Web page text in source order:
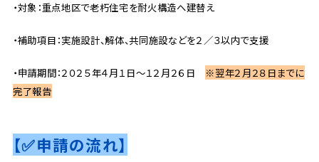
・対象：重点地区で老朽住宅を耐火構造へ建替え
・補助項目：実施設計、解体、共同施設などを２／３以内で支援
・申請期間：２０２５年４月１日～１２月２６日 ※翌年２月２８日までに
完了報告
【✅申請の流れ】